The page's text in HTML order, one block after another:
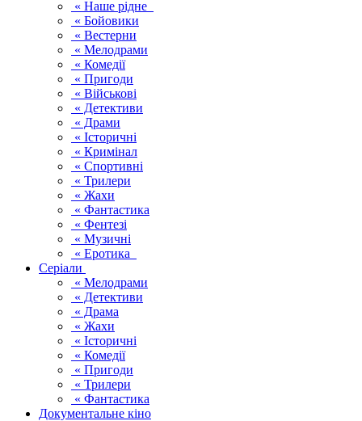
« Наше рідне
« Бойовики
« Вестерни
« Мелодрами
« Комедії
« Пригоди
« Військові
« Детективи
« Драми
« Історичні
« Кримінал
« Спортивні
« Трилери
« Жахи
« Фантастика
« Фентезі
« Музичні
« Еротика
Серіали
« Мелодрами
« Детективи
« Драма
« Жахи
« Історичні
« Комедії
« Пригоди
« Трилери
« Фантастика
Документальне кіно